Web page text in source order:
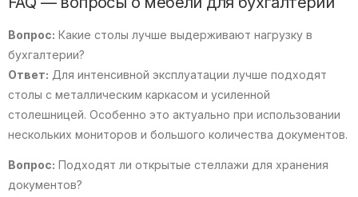
Вопрос: Какие столы лучше выдерживают нагрузку в
бухгалтерии?
Ответ: Для интенсивной эксплуатации лучше подходят
столы с металлическим каркасом и усиленной
столешницей. Особенно это актуально при использовании
нескольких мониторов и большого количества документов.
Вопрос: Подходят ли открытые стеллажи для хранения
документов?